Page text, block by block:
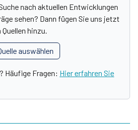
nach aktuellen Entwicklungen
sehen? Dann fügen Sie uns jetzt
hinzu.
auswählen
Häufige Fragen: Hier erfahren Sie